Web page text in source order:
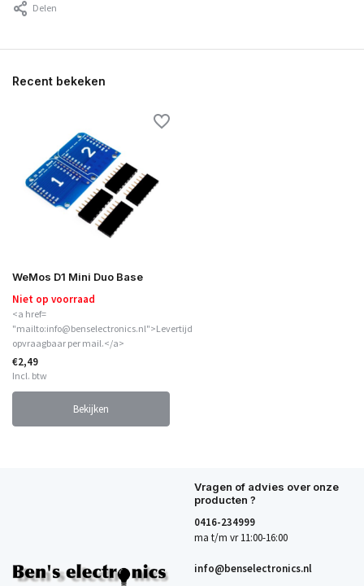
Delen
Recent bekeken
WeMos D1 Mini Duo Base
Niet op voorraad
<a href=
"mailto:info@benselectronics.nl">Levertijd
opvraagbaar per mail.</a>
€2,49
Incl. btw
Bekijken
Vragen of advies over onze
producten ?
0416-234999
ma t/m vr 11:00-16:00
info@benselectronics.nl